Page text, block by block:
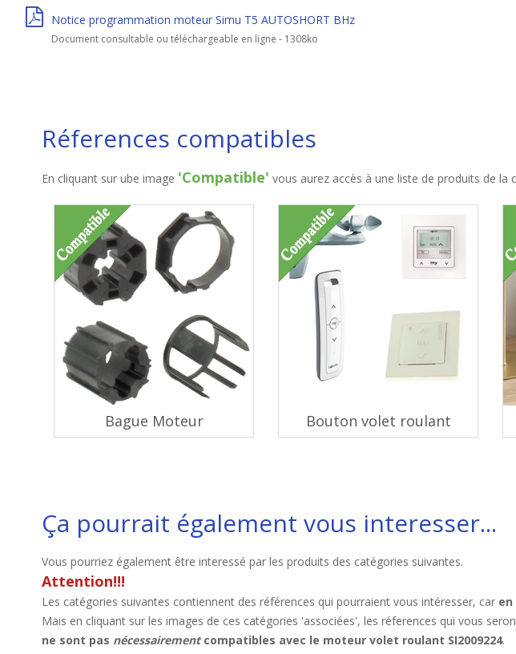
Notice programmation moteur Simu T5 AUTOSHORT BHz
Document consultable ou téléchargeable en ligne - 1308ko
Réferences compatibles
En cliquant sur ube image 'Compatible' vous aurez accès à une liste de produits de la
Bague Moteur Bouton volet roulant
Ça pourrait également vous interesser...
Vous pourriez également être interessé par les produits des catégories suivantes.
Attention!!!
Les catégories suivantes contiennent des références qui pourraient vous intéresser, car
Mais en cliquant sur les images de ces catégories 'associées', les réferences qui vous
ne sont pas nécessairementcompatibles avec le moteur volet roulant SI2009224.